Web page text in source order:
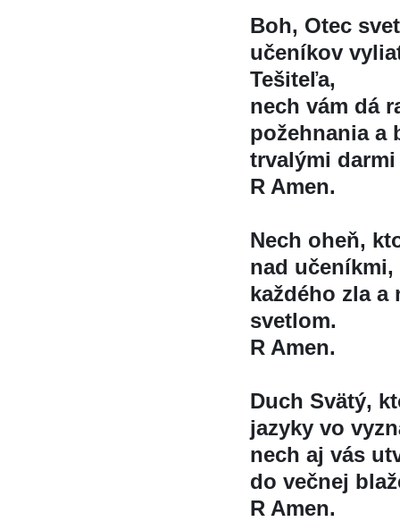
Boh, Otec
učeníkov
Tešiteľa,
nech vám dá
požehnania a
trvalými
R Amen.
Nech oheň,
nad
každého zla
svetlom.
R Amen.
Duch Svätý,
jazyky vo
nech aj vás
do večnej
R Amen.